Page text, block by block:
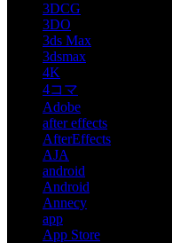
3DCG
3DO
3ds Max
3dsmax
4K
4コマ
Adobe
after effects
AfterEffects
AJA
android
Android
Annecy
app
App Store